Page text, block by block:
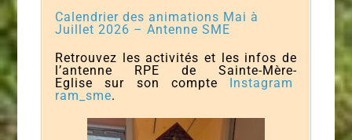
Calendrier des animations Mai à
Juillet 2026 – Antenne SME
Retrouvez les activités et les infos de
l’antenne RPE de Sainte-Mère-
Eglise sur son compte
Instagram
ram_sme.